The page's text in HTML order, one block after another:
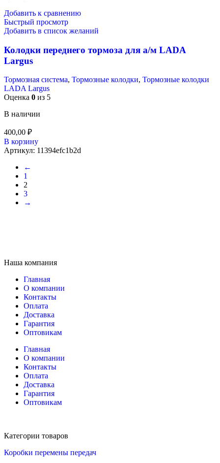
Добавить к сравнению
Быстрый просмотр
Добавить в список желаний
Колодки переднего тормоза для а/м LADA
Largus
Тормозная система, Тормозные колодки, Тормозные колодки
LADA Largus
Оценка 0 из 5
В наличии
400,00 ₽
В корзину
Артикул: 11394efc1b2d
←
1
2
3
→
Наша компания
Главная
О компании
Контакты
Оплата
Доставка
Гарантия
Оптовикам
Главная
О компании
Контакты
Оплата
Доставка
Гарантия
Оптовикам
Категории товаров
Коробки перемены передач